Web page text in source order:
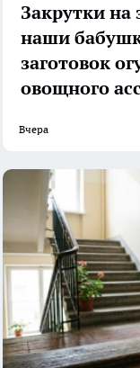
Закрутки на
наши
заготовок
овощного
Вчера